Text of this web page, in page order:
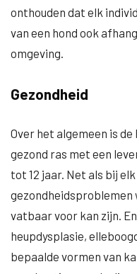
onthouden dat elk
van een hond ook
omgeving.
Gezondheid
Over het algemeen is
gezond ras met een
tot 12 jaar. Net als bij
gezondheidsproblemen
vatbaar voor kan zijn.
heupdysplasie,
bepaalde vormen van